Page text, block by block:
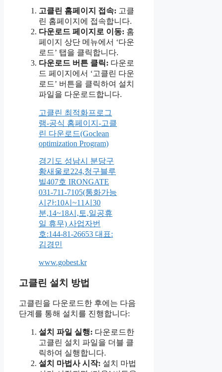
고클린 홈페이지 접속: 고클
린 홈페이지에 접속합니다.
다운로드 페이지로 이동: 홈
페이지 상단 메뉴에서 ‘다운
로드’ 탭을 클릭합니다.
다운로드 버튼 클릭: 다운로
드 페이지에서 ‘고클린 다운
로드’ 버튼을 클릭하여 설치
파일을 다운로드합니다.
고클린 최적화프로그
램-공식 홈페이지-고클
린 다운로드(Goclean
optimization Program)
경기도 성남시 분당구
황새울로224,청구블루
빌407호 IRONGATE
031-711-7105(통화가능
시간:10시~11시30
분,14~18시,토,일공휴
일 휴무) 사업자번
호:144-81-26653 대표:
김경민
www.gobest.kr
고클린 설치 방법
고클린을 다운로드한 후에는 다음
단계를 통해 설치를 진행합니다:
설치 파일 실행: 다운로드한
고클린 설치 파일을 더블 클
릭하여 실행합니다.
설치 마법사 시작: 설치 마법